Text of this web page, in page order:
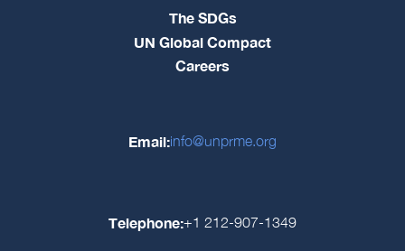
The SDGs
UN Global Compact
Careers
Email:info@unprme.org
Telephone:+1 212-907-1349